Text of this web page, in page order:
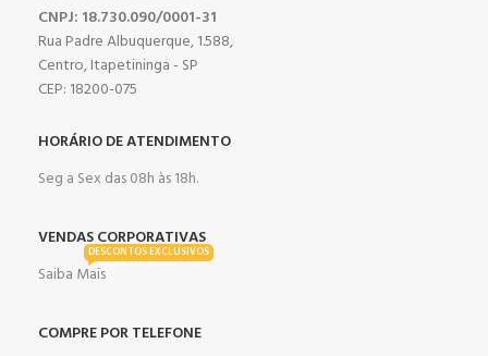
CNPJ: 18.730.090/0001-31
Rua Padre Albuquerque, 1.588,
Centro, Itapetininga - SP
CEP: 18200-075
HORÁRIO DE ATENDIMENTO
Seg a Sex das 08h às 18h.
VENDAS CORPORATIVAS
Saiba Mais
DESCONTOS EXCLUSIVOS
COMPRE POR TELEFONE